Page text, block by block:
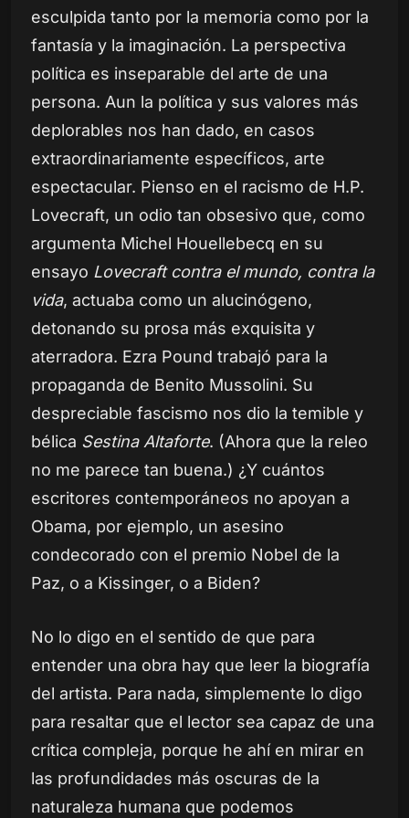
esculpida tanto por la memoria como por la
fantasía y la imaginación. La perspectiva
política es inseparable del arte de una
persona. Aun la política y sus valores más
deplorables nos han dado, en casos
extraordinariamente específicos, arte
espectacular. Pienso en el racismo de H.P.
Lovecraft, un odio tan obsesivo que, como
argumenta Michel Houellebecq en su
ensayo Lovecraft contra el mundo, contra la
vida, actuaba como un alucinógeno,
detonando su prosa más exquisita y
aterradora. Ezra Pound trabajó para la
propaganda de Benito Mussolini. Su
despreciable fascismo nos dio la temible y
bélica Sestina Altaforte. (Ahora que la releo
no me parece tan buena.) ¿Y cuántos
escritores contemporáneos no apoyan a
Obama, por ejemplo, un asesino
condecorado con el premio Nobel de la
Paz, o a Kissinger, o a Biden?
No lo digo en el sentido de que para
entender una obra hay que leer la biografía
del artista. Para nada, simplemente lo digo
para resaltar que el lector sea capaz de una
crítica compleja, porque he ahí en mirar en
las profundidades más oscuras de la
naturaleza humana que podemos